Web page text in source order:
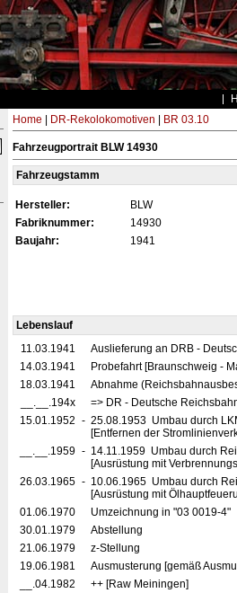
Home DR-Rekolokomotiven BR 03.10
Fahrzeugportrait BLW 14930
Fahrzeugstamm
Hersteller:
BLW
Fabriknummer:
14930
Baujahr:
1941
Lebenslauf
11.03.1941
Auslieferung an DRB -
14.03.1941
Probefahrt [Braunschweig -
18.03.1941
Abnahme
__.__.194x
=> DR - Deutsche
15.01.1952 - 25.08.1953 Umbau durch
[Entfernen der
__.__.1959 - 14.11.1959 Umbau durch
[Ausrüstung mit
26.03.1965 - 10.06.1965 Umbau durch
[Ausrüstung mit
01.06.1970
Umzeichnung in "03 0019-4"
30.01.1979
Abstellung
21.06.1979
z-Stellung
19.06.1981
Ausmusterung [gemäß
__.04.1982
++ [Raw Meiningen]